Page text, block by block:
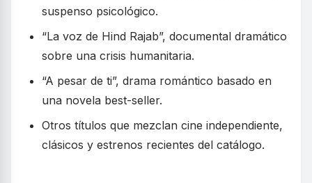
suspenso psicológico.
“La voz de Hind Rajab”, documental dramático
sobre una crisis humanitaria.
“A pesar de ti”, drama romántico basado en
una novela best-seller.
Otros títulos que mezclan cine independiente,
clásicos y estrenos recientes del catálogo.